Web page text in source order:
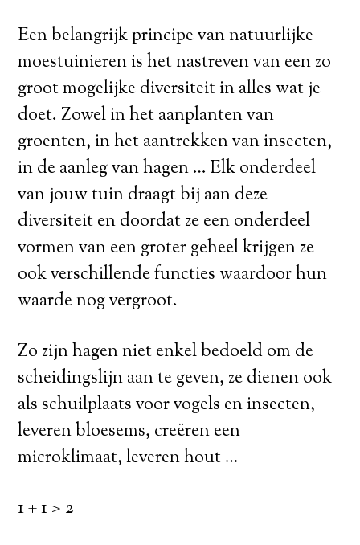
Een belangrijk principe van natuurlijke
moestuinieren is het nastreven van een zo
groot mogelijke diversiteit in alles wat je
doet. Zowel in het aanplanten van
groenten, in het aantrekken van insecten,
in de aanleg van hagen … Elk onderdeel
van jouw tuin draagt bij aan deze
diversiteit en doordat ze een onderdeel
vormen van een groter geheel krijgen ze
ook verschillende functies waardoor hun
waarde nog vergroot.
Zo zijn hagen niet enkel bedoeld om de
scheidingslijn aan te geven, ze dienen ook
als schuilplaats voor vogels en insecten,
leveren bloesems, creëren een
microklimaat, leveren hout …
1 + 1 > 2